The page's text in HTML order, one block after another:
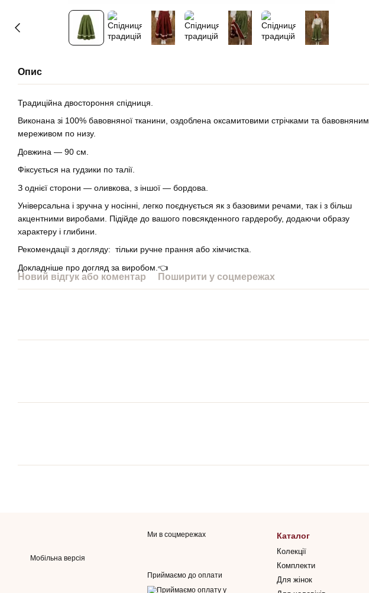
Опис
Традиційна двостороння спідниця.
Виконана зі 100% бавовняної тканини, оздоблена оксамитовими стрічками та бавовняним
мереживом по низу.
Довжина — 90 см.
Фіксується на гудзики по талії.
З однієї сторони — оливкова, з іншої — бордова.
Універсальна і зручна у носінні, легко поєднується як з базовими речами, так і з більш
акцентними виробами. Підійде до вашого повсякденного гардеробу, додаючи образу
характеру і глибини.
Рекомендації з догляду: тільки ручне прання або хімчистка.
Докладніше про догляд за виробом.👈
Новий відгук або коментар Поширити у соцмережах
Мобільна версія
Ми в соцмережах
Приймаємо до оплати
Каталог
Колекції
Комплекти
Для жінок